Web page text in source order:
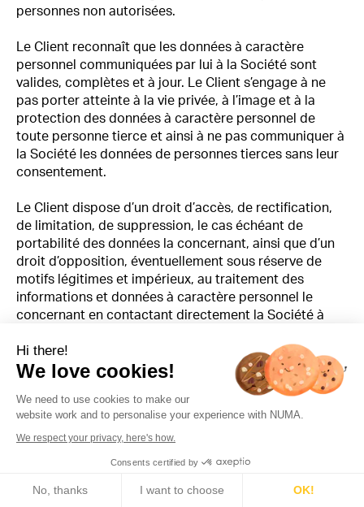
personnes non autorisées.
Le Client reconnaît que les données à caractère
personnel communiquées par lui à la Société sont
valides, complètes et à jour. Le Client s’engage à ne
pas porter atteinte à la vie privée, à l’image et à la
protection des données à caractère personnel de
toute personne tierce et ainsi à ne pas communiquer à
la Société les données de personnes tierces sans leur
consentement.
Le Client dispose d’un droit d’accès, de rectification,
de limitation, de suppression, le cas échéant de
portabilité des données la concernant, ainsi que d’un
droit d’opposition, éventuellement sous réserve de
motifs légitimes et impérieux, au traitement des
informations et données à caractère personnel le
concernant en contactant directement la Société à
14 – Divers
Le fait pour l'une des parties de ne pas se prévaloir à
un moment donné d’une stipulation quelconque des
celles-ci, ne peut être considéré comme valant
Hi there!
We love cookies!
We need to use cookies to make our
website work and to personalise your experience with NUMA.
We respect your privacy, here's how.
Consents certified by
No, thanks I want to choose OK!